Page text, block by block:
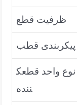
ظرفیت قطع
پیکربندی قطب
نوع واحد قطعک
ننده